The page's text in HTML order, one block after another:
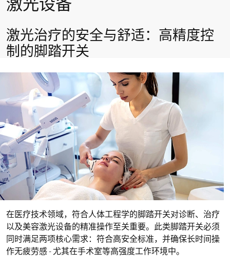
激光治疗的安全与舒适：高精度控
制的脚踏开关
在医疗技术领域，符合人体工程学的脚踏开关对诊断、治疗
以及美容激光设备的精准操作至关重要。此类脚踏开关必须
同时满足两项核心需求：符合高安全标准，并确保长时间操
作无疲劳感 - 尤其在手术室等高强度工作环境中。